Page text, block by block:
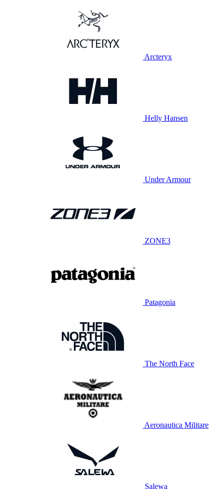
Arcteryx
Helly Hansen
Under Armour
ZONE3
Patagonia
The North Face
Aeronautica Militare
Salewa